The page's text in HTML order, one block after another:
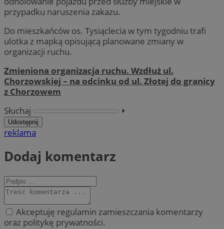
przypadku naruszenia zakazu.
Do mieszkańców os. Tysiąclecia w tym tygodniu trafi
ulotka z mapką opisującą planowane zmiany w
organizacji ruchu.
Zmieniona organizacja ruchu. Wzdłuż ul.
Chorzowskiej – na odcinku od ul. Złotej do granicy
z Chorzowem
Słuchaj
⏵︎
Udostępnij
reklama
Dodaj komentarz
Akceptuję regulamin zamieszczania komentarzy
oraz politykę prywatności.